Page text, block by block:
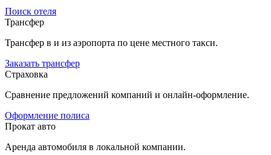
Поиск отеля
Трансфер
Трансфер в и из аэропорта по цене местного такси.
Заказать трансфер
Страховка
Сравнение предложений компаний и онлайн-оформление.
Оформление полиса
Прокат авто
Аренда автомобиля в локальной компании.